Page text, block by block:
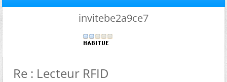
invitebe2a9ce7
Re : Lecteur RFID